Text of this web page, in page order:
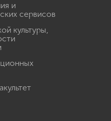
и
сервисов
культуры,